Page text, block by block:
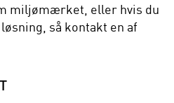
miljømærket, eller hvis du
så kontakt en af